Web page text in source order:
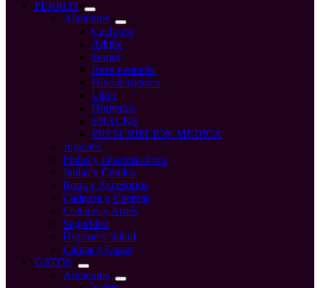
compraPERROS
Alimentos
Cachorro
Adulto
Senior
Raza pequeña
Hipoalergénico
Light
Húmedos
SNACKS
PRESCRIPCIÓN MÉDICA
Juguetes
Platos y Dispensadores
Jaulas y Caniles
Ropa y Accesorios
Cadenas y Cuerdas
Collares y Arnés
Seguridad
Higiene y Salud
Camas y Casas
GATOS
Alimentos